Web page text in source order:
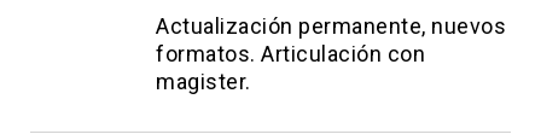
Actualización permanente, nuevos
formatos. Articulación con
magister.